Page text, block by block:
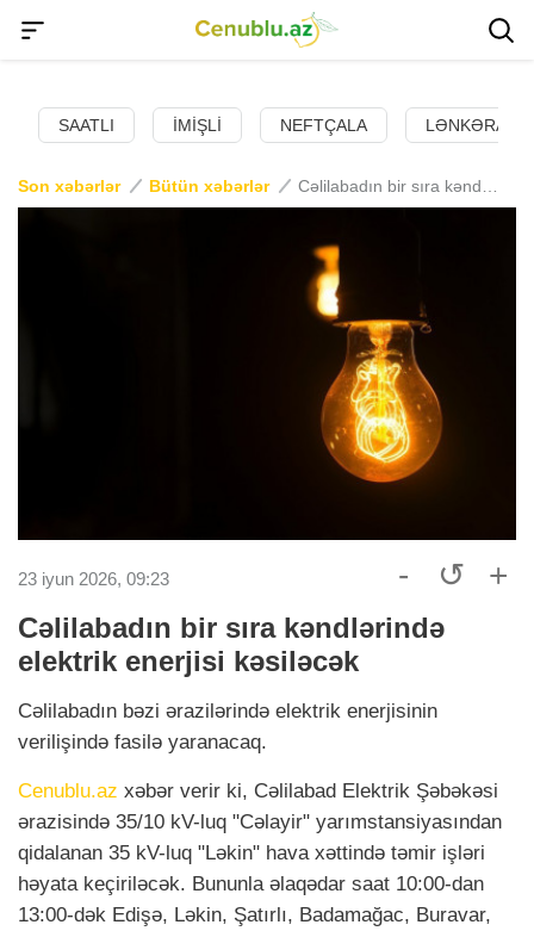
SAATLI İMIŞLI NEFTÇALA LƏNKƏRAN
Son xəbərlər Bütün xəbərlər
23 iyun 2026, 09:23 - ↺ +
Cəlilabadın bir sıra kəndlərində
elektrik enerjisi kəsiləcək
Cəlilabadın bəzi ərazilərində elektrik enerjisinin
verilişində fasilə yaranacaq.
Cenublu.az xəbər verir ki, Cəlilabad Elektrik Şəbəkəsi
ərazisində 35/10 kV-luq "Cəlayir" yarımstansiyasından
qidalanan 35 kV-luq "Ləkin" hava xəttində təmir işləri
həyata keçiriləcək. Bununla əlaqədar saat 10:00-dan
13:00-dək Edişə, Ləkin, Şatırlı, Badamağac, Buravar,